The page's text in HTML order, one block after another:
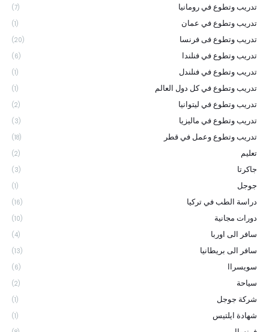
تدريب وتطوع في رومانيا (7)
تدريب وتطوع في عمان (1)
تدريب وتطوع فى فرنسا (20)
تدريب وتطوع في فنلندا (6)
تدريب وتطوع في فنلندل (1)
تدريب وتطوع في كل دول العالم (1)
تدريب وتطوع في ليتوانيا (2)
تدريب وتطوع في ماليزيا (3)
تدريب وتطوع وعمل في قطر (18)
تعليم (2)
جاكرتا (3)
جوجل (1)
دراسة الطب في تركيا (16)
دورات مجانية (10)
سافر الى اوربا (4)
سافر الى بريطانيا (13)
سويسراا (6)
سياحة (2)
شركة جوجل (1)
شهادة ايلتيس (1)